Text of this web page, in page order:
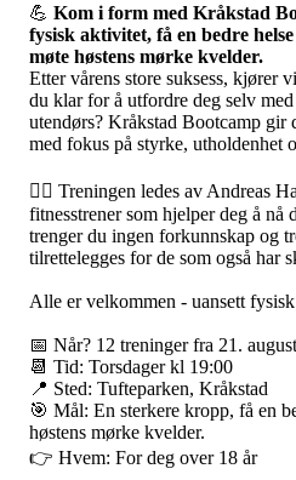
💪 Kom i form med Kråkstad
fysisk aktivitet, få en bedre
møte høstens mørke kvelder.
Etter vårens store suksess, kjører
du klar for å utfordre deg selv
utendørs? Kråkstad Bootcamp gir
med fokus på styrke, utholdenhet
🏋️‍♂️ Treningen ledes av Andreas
fitnesstrener som hjelper deg å nå
trenger du ingen forkunnskap og
tilrettelegges for de som også har
Alle er velkommen - uansett
📅 Når? 12 treninger fra 21.
📆 Tid: Torsdager kl 19:00
📍 Sted: Tufteparken, Kråkstad
🎯 Mål: En sterkere kropp, få en
høstens mørke kvelder.
👉 Hvem: For deg over 18 år